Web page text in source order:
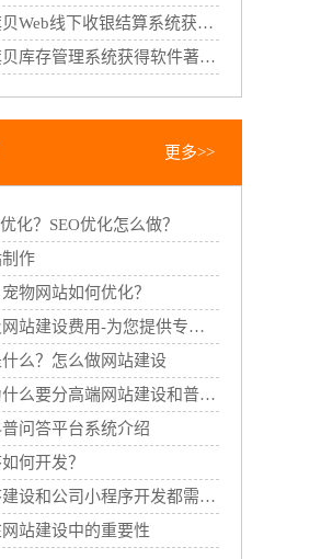
【喜报】旗贝Web线下收银结算系统获得软件著作权证书
【喜报】旗贝库存管理系统获得软件著作权证书
更多>>
化？SEO优化怎么做？
作
物网站如何优化？
网站建设及网站建设费用-为您提供专业的网站建设服务
么？怎么做网站建设
网站建设为什么要分高端网站建设和普通网站建设
问答平台系统介绍
何开发？
公司小程序建设和公司小程序开发都需要哪些过程？
站建设中的重要性